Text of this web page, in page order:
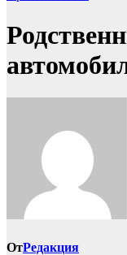
ОтРедакция